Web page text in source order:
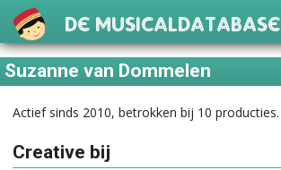
De Musicaldatabase
Suzanne van Dommelen
Actief sinds 2010, betrokken bij 10 producties.
Creative bij